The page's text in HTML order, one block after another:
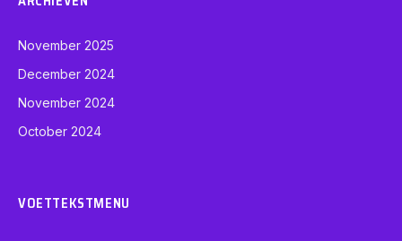
November 2025
December 2024
November 2024
October 2024
VOETTEKSTMENU